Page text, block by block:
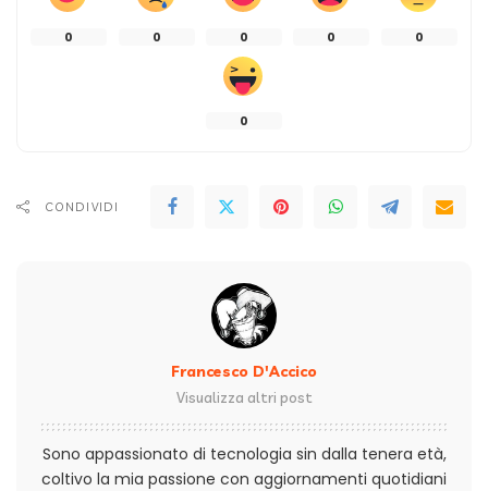
0 0 0 0 0
0
CONDIVIDI
Francesco D'Accico
Visualizza altri post
Sono appassionato di tecnologia sin dalla tenera età,
coltivo la mia passione con aggiornamenti quotidiani